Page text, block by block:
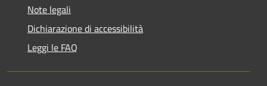
Note legali
Dichiarazione di accessibilità
Leggi le FAQ